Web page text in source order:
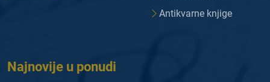
Antikvarne knjige
Najnovije u ponudi